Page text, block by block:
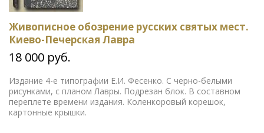
Живописное обозрение русских святых мест.
Киево-Печерская Лавра
18 000 руб.
Издание 4-е типографии Е.И. Фесенко. С черно-белыми
рисунками, с планом Лавры. Подрезан блок. В составном
переплете времени издания. Коленкоровый корешок,
картонные крышки.